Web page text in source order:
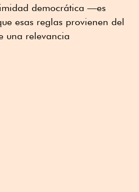
democrática —es
esas reglas provienen del
una relevancia